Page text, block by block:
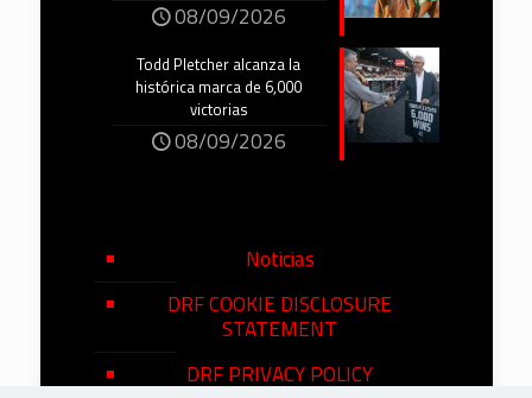
08/09/2026
Todd Pletcher alcanza la
histórica marca de 6,000
victorias
08/09/2026
Noticias
DRF COOKIE DISCLOSURE
STATEMENT
DRF PRIVACY POLICY